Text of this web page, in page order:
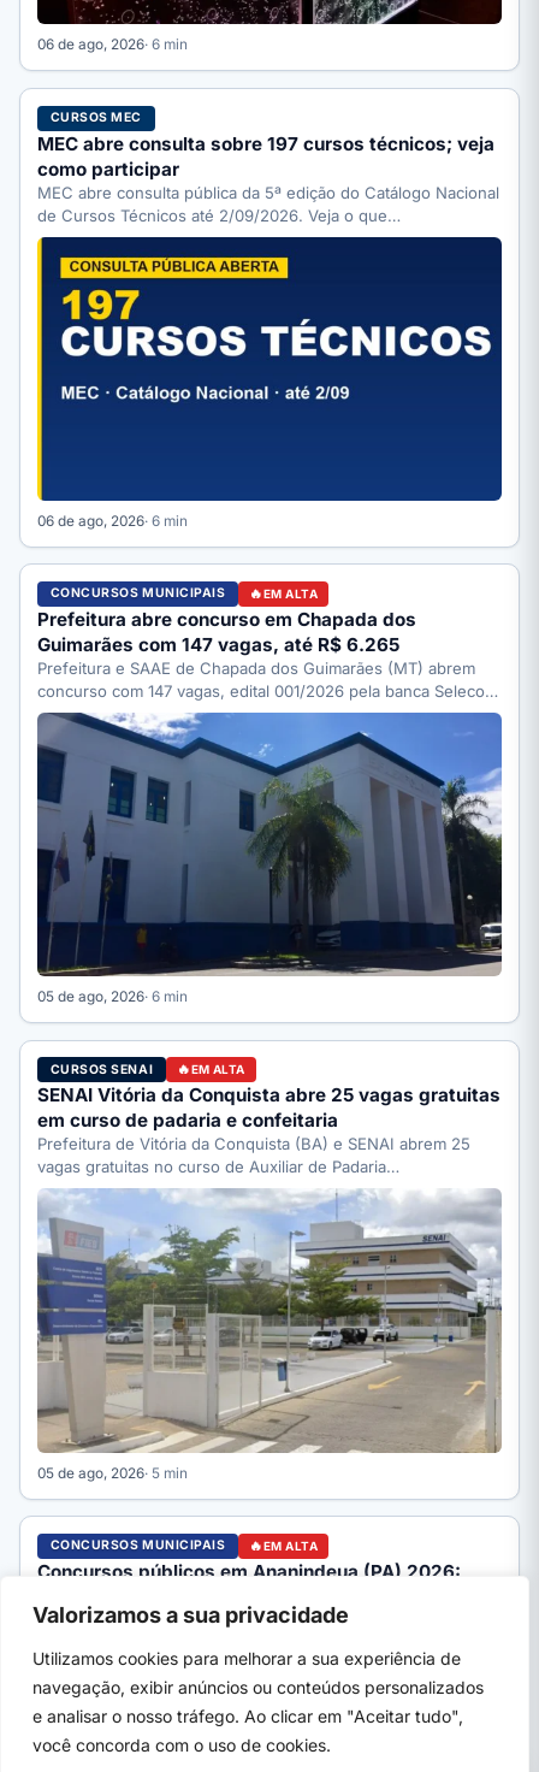
Valorizamos a sua privacidade
Utilizamos cookies para melhorar a sua experiência de
navegação, exibir anúncios ou conteúdos personalizados
e analisar o nosso tráfego. Ao clicar em "Aceitar tudo",
você concorda com o uso de cookies.
06 de ago, 2026· 6 min
CURSOS MEC
MEC abre consulta sobre 197 cursos técnicos; veja
como participar
MEC abre consulta pública da 5ª edição do Catálogo Nacional
de Cursos Técnicos até 2/09/2026. Veja o que…
06 de ago, 2026· 6 min
CONCURSOS MUNICIPAIS EM ALTA
Prefeitura abre concurso em Chapada dos
Guimarães com 147 vagas, até R$ 6.265
Prefeitura e SAAE de Chapada dos Guimarães (MT) abrem
concurso com 147 vagas, edital 001/2026 pela banca Selecon.
…
05 de ago, 2026· 6 min
CURSOS SENAI EM ALTA
SENAI Vitória da Conquista abre 25 vagas gratuitas
em curso de padaria e confeitaria
Prefeitura de Vitória da Conquista (BA) e SENAI abrem 25
vagas gratuitas no curso de Auxiliar de Padaria…
05 de ago, 2026· 5 min
CONCURSOS MUNICIPAIS EM ALTA
Concursos públicos em Ananindeua (PA) 2026:
Concursos públicos em Ananindeua (PA) 2026: editais
como se…